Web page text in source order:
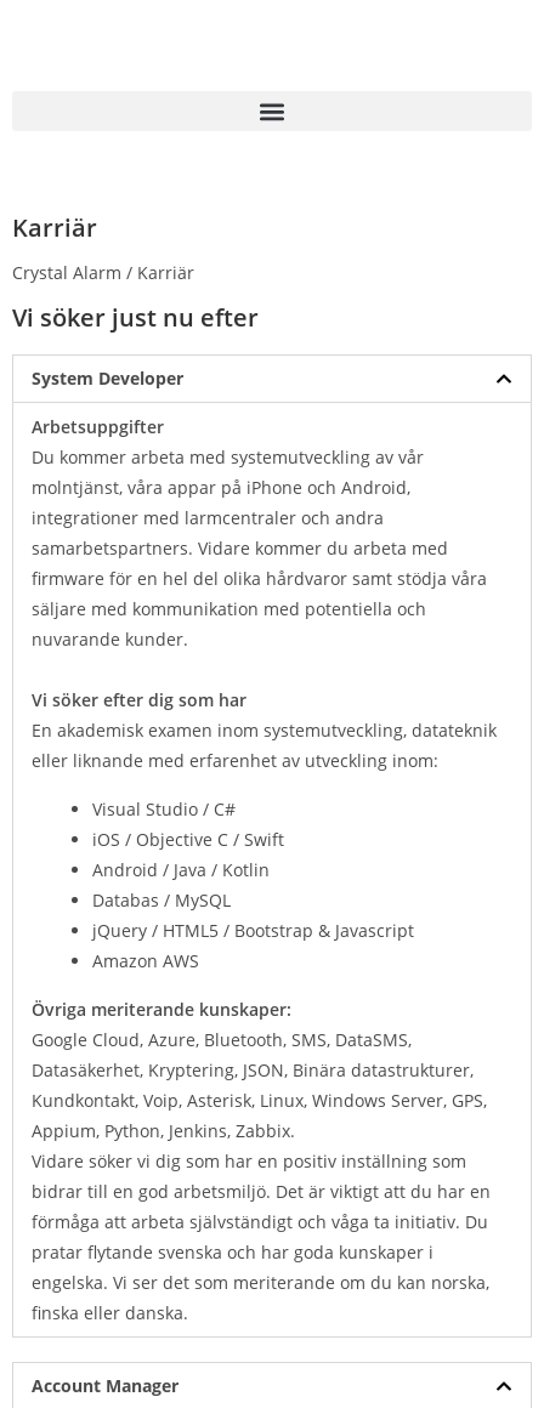
Karriär
Crystal Alarm / Karriär
Vi söker just nu efter
System Developer
Arbetsuppgifter
Du kommer arbeta med systemutveckling av vår
molntjänst, våra appar på iPhone och Android,
integrationer med larmcentraler och andra
samarbetspartners. Vidare kommer du arbeta med
firmware för en hel del olika hårdvaror samt stödja våra
säljare med kommunikation med potentiella och
nuvarande kunder.
Vi söker efter dig som har
En akademisk examen inom systemutveckling, datateknik
eller liknande med erfarenhet av utveckling inom:
Visual Studio / C#
iOS / Objective C / Swift
Android / Java / Kotlin
Databas / MySQL
jQuery / HTML5 / Bootstrap & Javascript
Amazon AWS
Övriga meriterande kunskaper:
Google Cloud, Azure, Bluetooth, SMS, DataSMS,
Datasäkerhet, Kryptering, JSON, Binära datastrukturer,
Kundkontakt, Voip, Asterisk, Linux, Windows Server, GPS,
Appium, Python, Jenkins, Zabbix.
Vidare söker vi dig som har en positiv inställning som
bidrar till en god arbetsmiljö. Det är viktigt att du har en
förmåga att arbeta självständigt och våga ta initiativ. Du
pratar flytande svenska och har goda kunskaper i
engelska. Vi ser det som meriterande om du kan norska,
finska eller danska.
Account Manager